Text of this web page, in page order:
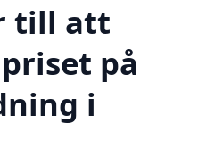
till att
på
i